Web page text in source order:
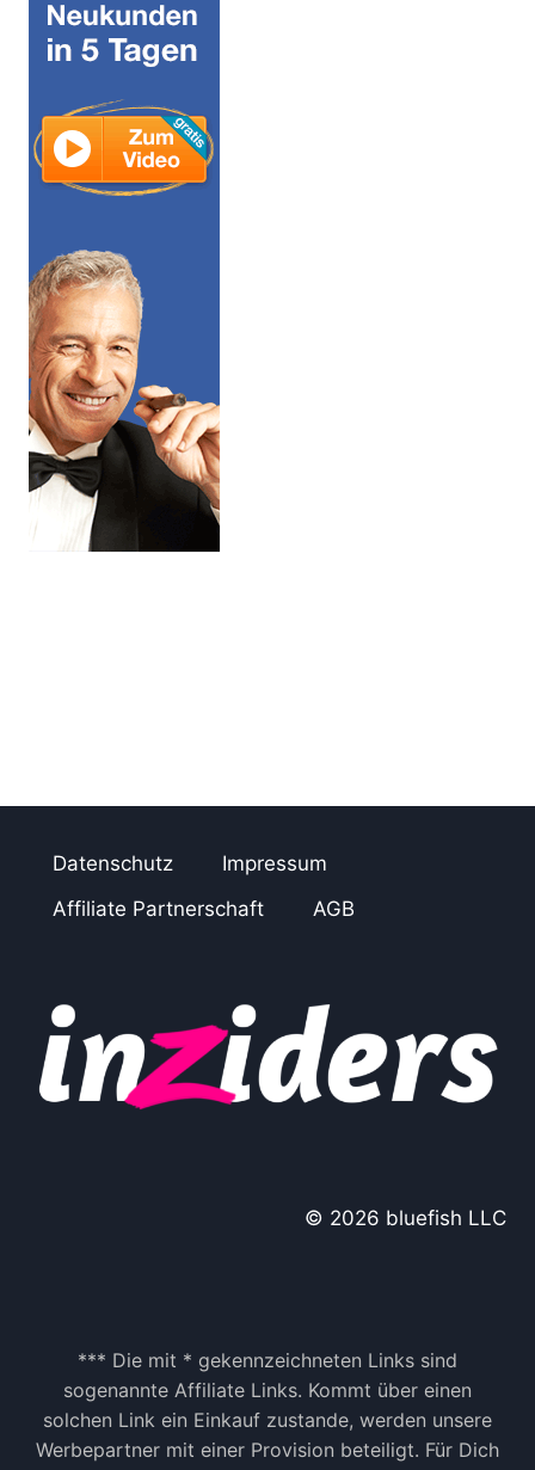
Datenschutz
Impressum
Affiliate Partnerschaft
AGB
© 2026 bluefish LLC
*** Die mit * gekennzeichneten Links sind
sogenannte Affiliate Links. Kommt über einen
solchen Link ein Einkauf zustande, werden unsere
Werbepartner mit einer Provision beteiligt. Für Dich